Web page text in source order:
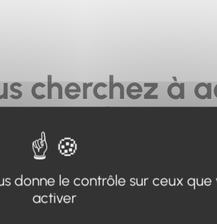
cherchez à
ou plus.
haut de page, ou à utiliser le menu
Retour à l'accueil
donne le contrôle sur ceux que
activer